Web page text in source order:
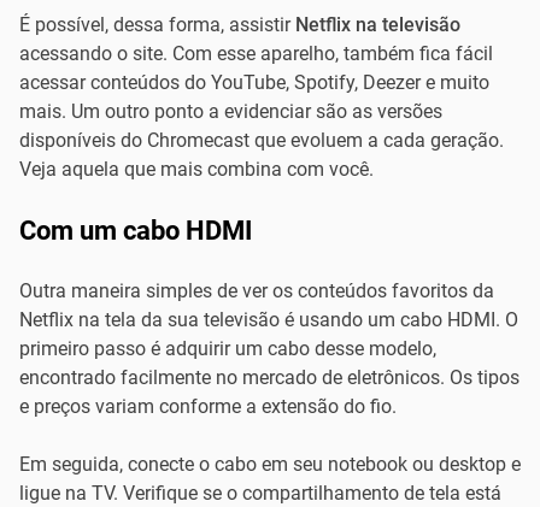
É possível, dessa forma, assistir Netflix na televisão
acessando o site. Com esse aparelho, também fica fácil
acessar conteúdos do YouTube, Spotify, Deezer e muito
mais. Um outro ponto a evidenciar são as versões
disponíveis do Chromecast que evoluem a cada geração.
Veja aquela que mais combina com você.
Com um cabo HDMI
Outra maneira simples de ver os conteúdos favoritos da
Netflix na tela da sua televisão é usando um cabo HDMI. O
primeiro passo é adquirir um cabo desse modelo,
encontrado facilmente no mercado de eletrônicos. Os tipos
e preços variam conforme a extensão do fio.
Em seguida, conecte o cabo em seu notebook ou desktop e
ligue na TV. Verifique se o compartilhamento de tela está